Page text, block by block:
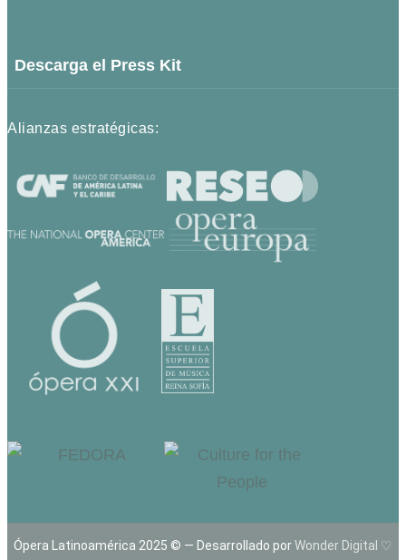
Descarga el Press Kit
Alianzas estratégicas:
Ópera Latinoamérica 2025 © — Desarrollado porWonder Digital ♡